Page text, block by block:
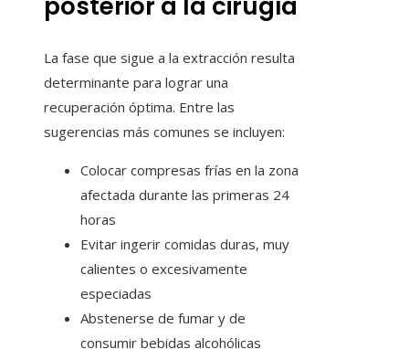
posterior a la cirugía
La fase que sigue a la extracción resulta
determinante para lograr una
recuperación óptima. Entre las
sugerencias más comunes se incluyen:
Colocar compresas frías en la zona
afectada durante las primeras 24
horas
Evitar ingerir comidas duras, muy
calientes o excesivamente
especiadas
Abstenerse de fumar y de
consumir bebidas alcohólicas